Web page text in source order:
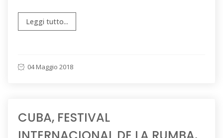
04 Maggio 2018
Leggi tutto...
CUBA, FESTIVAL